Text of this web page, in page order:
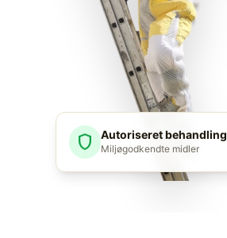
shield Autoriseret behandling
Miljøgodkendte midler